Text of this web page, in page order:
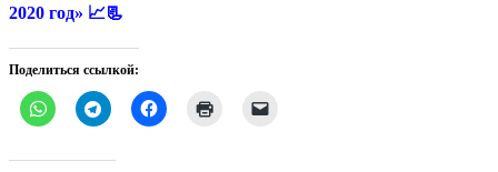
2020 год» 📈📃
Поделиться ссылкой: